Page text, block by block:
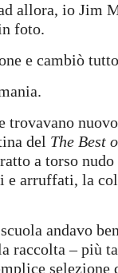
allora, io Jim
foto.
e cambiò
trovavano
del The Best
a torso
e arruffati, la
andavo
raccolta – più